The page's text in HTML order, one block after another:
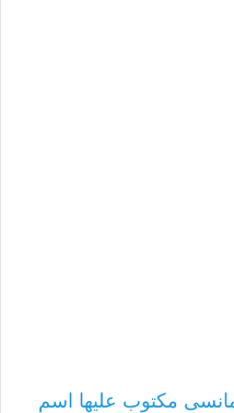
مكتوب عليها اسم